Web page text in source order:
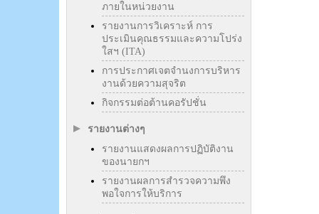
ภายในหน่วยงาน
รายงานการวิเคราะห์ การ
ประเมินคุณธรรมและความโปร่ง
ใสฯ (ITA)
การประกาศเจตจำนงการบริหาร
งานด้วยความสุจริต
กิจกรรมต่อต้านคอรัปชั่น
รายงานต่างๆ
รายงานแสดงผลการปฏิบัติงาน
ของนายกฯ
รายงานผลการสำรวจความพึง
พอใจการให้บริการ